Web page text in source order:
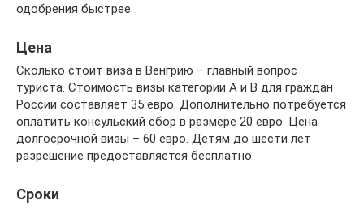
одобрения быстрее.
Цена
Сколько стоит виза в Венгрию – главный вопрос
туриста. Стоимость визы категории А и В для граждан
России составляет 35 евро. Дополнительно потребуется
оплатить консульский сбор в размере 20 евро. Цена
долгосрочной визы – 60 евро. Детям до шести лет
разрешение предоставляется бесплатно.
Сроки